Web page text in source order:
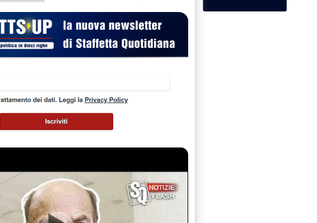
OBIETTIVI, MOLTE INCERTEZZE'